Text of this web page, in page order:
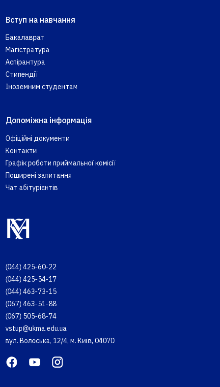
(044) 425-60-22
(044) 425-54-17
(044) 463-73-15
(067) 463-51-88
(067) 505-68-74
vstup@ukma.edu.ua
вул. Волоська, 12/4, м. Київ, 04070
Вступ на навчання
Бакалаврат
Магістратура
Аспірантура
Стипендії
Іноземним студентам
Допоміжна інформація
Офіційні документи
Контакти
Графік роботи приймальної комісії
Поширені запитання
Чат абітурієнтів